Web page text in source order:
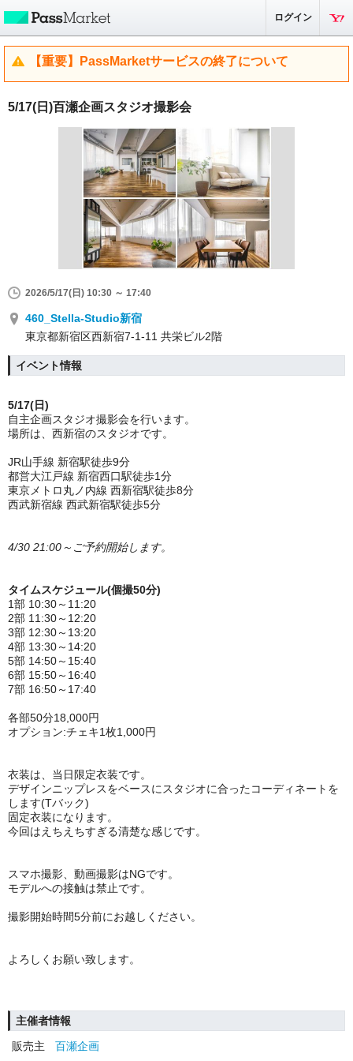
ログイン
【重要】PassMarketサービスの終了について
5/17(日)百瀬企画スタジオ撮影会
2026/5/17(日) 10:30 ～ 17:40
460_Stella-Studio新宿
東京都新宿区西新宿7-1-11 共栄ビル2階
イベント情報
5/17(日)
自主企画スタジオ撮影会を行います。
場所は、西新宿のスタジオです。
JR山手線 新宿駅徒歩9分
都営大江戸線 新宿西口駅徒歩1分
東京メトロ丸ノ内線 西新宿駅徒歩8分
西武新宿線 西武新宿駅徒歩5分
4/30 21:00～ご予約開始します。
タイムスケジュール(個撮50分)
1部 10:30～11:20
2部 11:30～12:20
3部 12:30～13:20
4部 13:30～14:20
5部 14:50～15:40
6部 15:50～16:40
7部 16:50～17:40
各部50分18,000円
オプション:チェキ1枚1,000円
衣装は、当日限定衣装です。
デザインニップレスをベースにスタジオに合ったコーディネートを
します(Tバック)
固定衣装になります。
今回はえちえちすぎる清楚な感じです。
スマホ撮影、動画撮影はNGです。
モデルへの接触は禁止です。
撮影開始時間5分前にお越しください。
よろしくお願い致します。
主催者情報
販売主
百瀬企画